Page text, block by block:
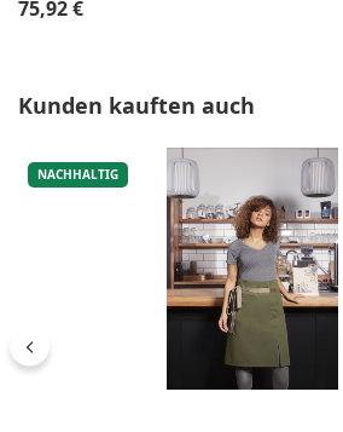
Regulärer Preis:
75,92 €
Produktgalerie überspringen
Kunden kauften auch
NACHHALTIG